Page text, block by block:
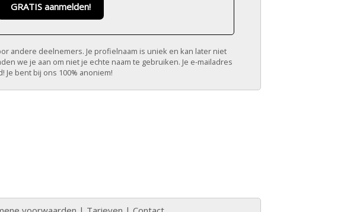
GRATIS aanmelden!
andere deelnemers. Je profielnaam is uniek en kan later niet
we je aan om niet je echte naam te gebruiken. Je e-mailadres
bent bij ons 100% anoniem!